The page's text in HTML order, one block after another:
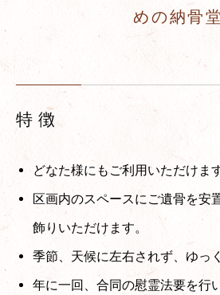
めの納骨堂
特 徴
どなた様にもご利用いただけます
区画内のスペースにご遺骨を安
飾りいただけます。
季節、天候に左右されず、ゆっ
年に一回、合同の慰霊法要を行